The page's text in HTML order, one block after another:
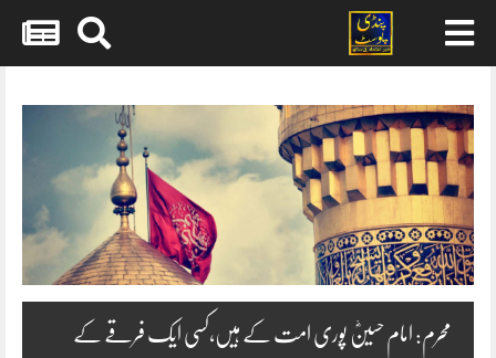
content
محرم: امام حسینؓ پوری امت کے ہیں،کسی ایک فرقے کے